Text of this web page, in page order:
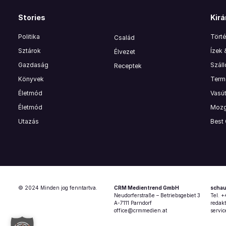
Stories
Politika
Sztárok
Gazdaság
Könyvek
Életmód
Életmód
Utazás
Család
Élvezet
Receptek
Ízek
Best
© 2024 Minden jog fenntartva.
CRM Medientrend GmbH
Neudorferstraße – Betriebsgebiet 3
A-7111 Parndorf
office@crmmedien.at
Tel.